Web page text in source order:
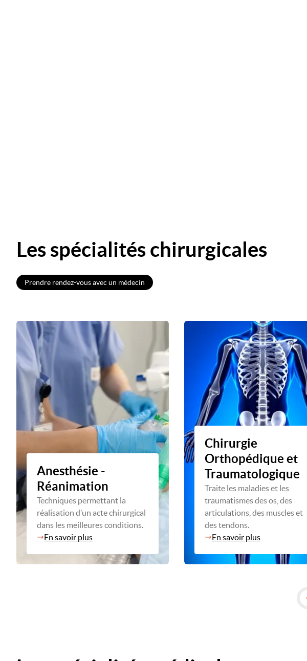
Les spécialités chirurgicales
Prendre rendez-vous avec un médecin
Anesthésie -
Réanimation
Techniques permettant la
réalisation d’un acte chirurgical
dans les meilleures conditions.
En savoir plus
Chirurgie
Orthopédique et
Traumatologique
Traite les maladies et les
traumatismes des os, des
articulations, des muscles et
des tendons.
En savoir plus